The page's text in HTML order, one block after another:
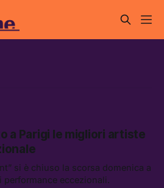
a Parigi le migliori artiste
si è chiuso la scorsa domenica a
performance eccezionali.